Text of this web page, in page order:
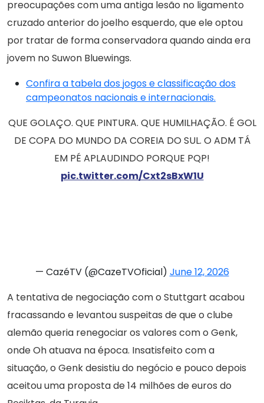
preocupações com uma antiga lesão no ligamento
cruzado anterior do joelho esquerdo, que ele optou
por tratar de forma conservadora quando ainda era
jovem no Suwon Bluewings.
Confira a tabela dos jogos e classificação dos
campeonatos nacionais e internacionais.
QUE GOLAÇO. QUE PINTURA. QUE HUMILHAÇÃO. É GOL
DE COPA DO MUNDO DA COREIA DO SUL. O ADM TÁ
EM PÉ APLAUDINDO PORQUE PQP!
pic.twitter.com/Cxt2sBxW1U
— CazéTV (@CazeTVOficial) June 12, 2026
A tentativa de negociação com o Stuttgart acabou
fracassando e levantou suspeitas de que o clube
alemão queria renegociar os valores com o Genk,
onde Oh atuava na época. Insatisfeito com a
situação, o Genk desistiu do negócio e pouco depois
aceitou uma proposta de 14 milhões de euros do